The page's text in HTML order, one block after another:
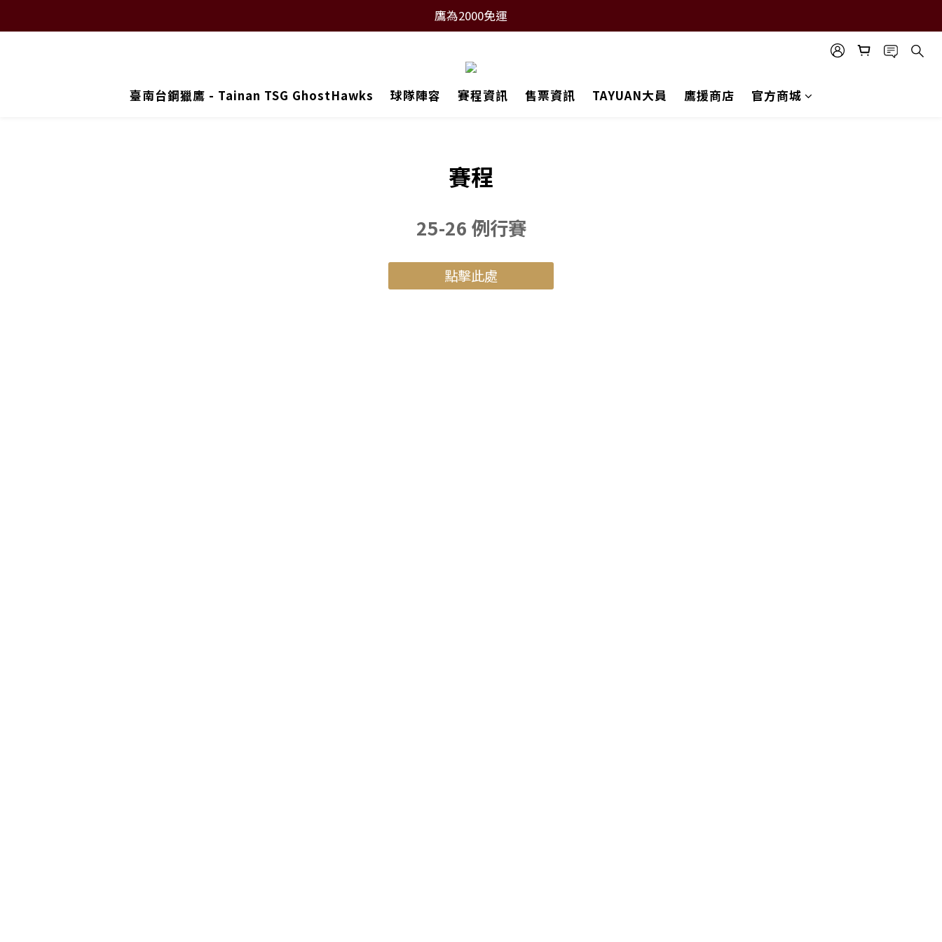
鷹為2000免運
臺南台鋼獵鷹 - Tainan TSG GhostHawks 球隊陣容 賽程資訊 售票資訊 TAYUAN大員 鷹援商店 官方商城
賽程
25-26 例行賽
點擊此處